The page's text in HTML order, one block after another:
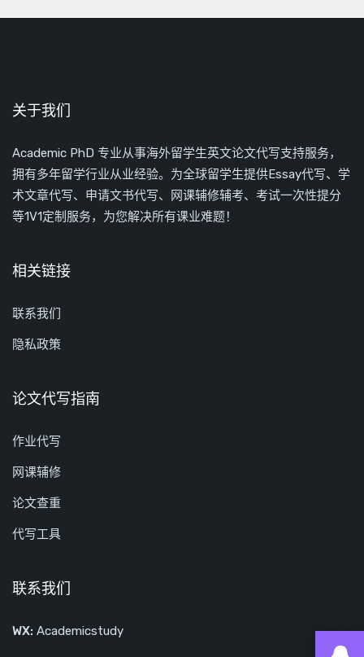
关于我们
Academic PhD 专业从事海外留学生英文论文代写支持服务，
拥有多年留学行业从业经验。为全球留学生提供Essay代写、学
术文章代写、申请文书代写、网课辅修辅考、考试一次性提分
等1V1定制服务，为您解决所有课业难题！
相关链接
联系我们
隐私政策
论文代写指南
作业代写
网课辅修
论文查重
代写工具
联系我们
WX: Academicstudy